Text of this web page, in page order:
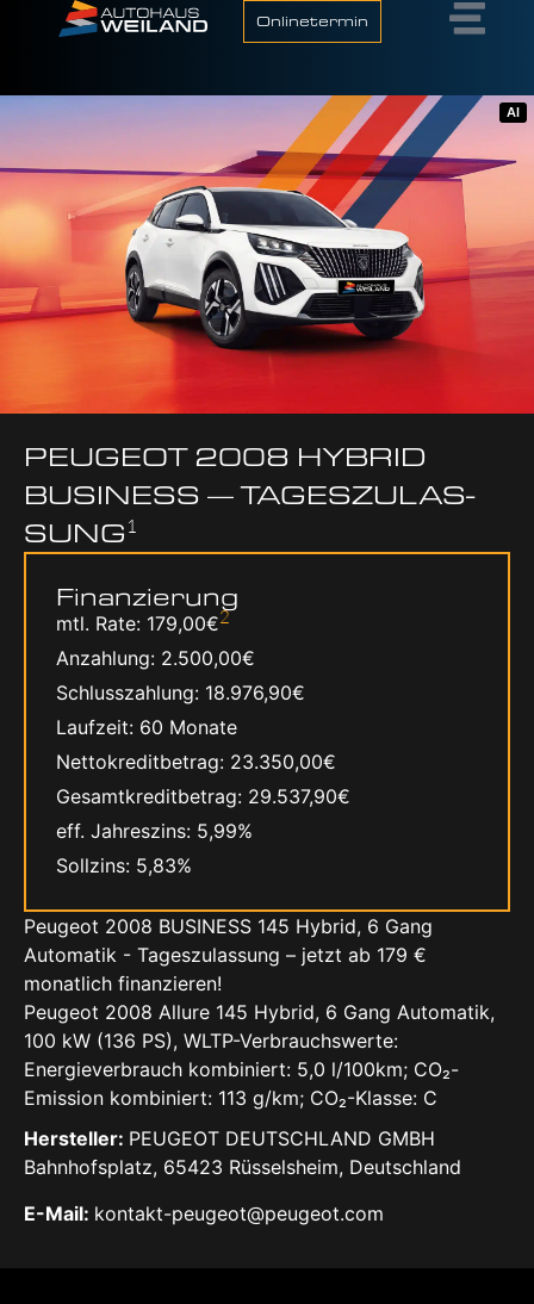
Onlinetermin
PEU­GEOT 2008 HYBRID
BUSI­NESS — TAGES­ZU­LAS­
SUNG 1
Finanzierung
mtl. Rate 179,00€2
Anzahlung 2.500,00€
Schlusszahlung 18.976,90€
Laufzeit 60 Monate
Nettokreditbetrag 23.350,00€
Gesamtkreditbetrag 29.537,90€
eff. Jahreszins 5,99%
Sollzins 5,83%
Peugeot 2008 BUSINESS 145 Hybrid, 6 Gang
Automatik - Tageszulassung – jetzt ab 179 €
monatlich finanzieren!
Peugeot 2008 Allure 145 Hybrid, 6 Gang Automatik,
100 kW (136 PS), WLTP-Verbrauchswerte:
Energieverbrauch kombiniert: 5,0 l/100km; CO₂-
Emission kombiniert: 113 g/km; CO₂-Klasse: C
Hersteller: PEUGEOT DEUTSCHLAND GMBH
Bahnhofsplatz, 65423 Rüsselsheim, Deutschland
E-Mail: kontakt-peugeot@peugeot.com
AI